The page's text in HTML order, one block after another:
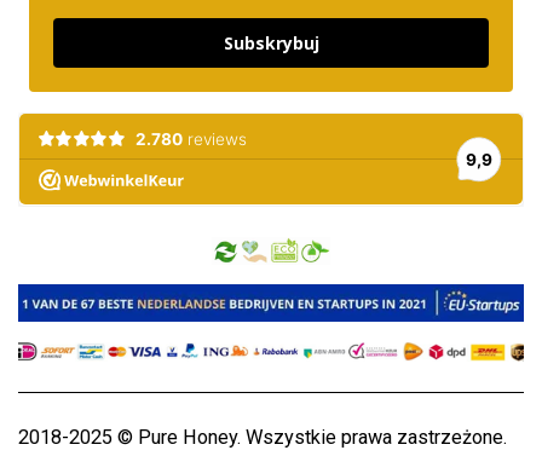
Subskrybuj
2018-2025 © Pure Honey. Wszystkie prawa zastrzeżone.